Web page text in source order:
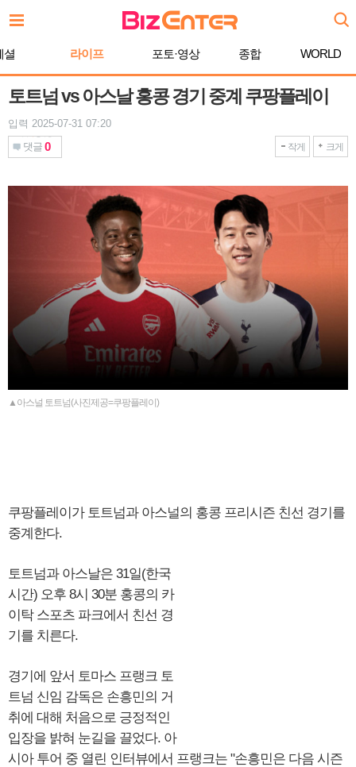
문
로셜 라이프 포토·영상 종합 WORLD
토트넘 vs 아스날 홍콩 경기 중계 쿠팡플레이
입력 2025-07-31 07:20
댓글 0 작게 크게
▲아스널 토트넘(사진제공=쿠팡플레이)
쿠팡플레이가 토트넘과 아스널의 홍콩 프리시즌 친선 경기를
중계한다.
토트넘과 아스날은 31일(한국
시간) 오후 8시 30분 홍콩의 카
이탁 스포츠 파크에서 친선 경
기를 치른다.
경기에 앞서 토마스 프랭크 토
트넘 신임 감독은 손흥민의 거
취에 대해 처음으로 긍정적인
입장을 밝혀 눈길을 끌었다. 아
시아 투어 중 열린 인터뷰에서 프랭크는 "손흥민은 다음 시즌